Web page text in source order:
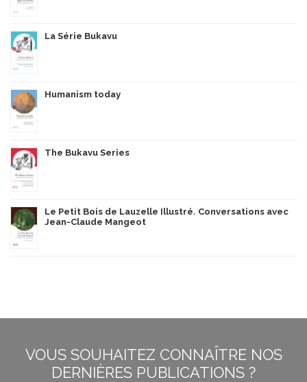
La Série Bukavu
Humanism today
The Bukavu Series
Le Petit Bois de Lauzelle Illustré. Conversations avec
Jean-Claude Mangeot
VOUS SOUHAITEZ CONNAÎTRE NOS
DERNIÈRES PUBLICATIONS ?